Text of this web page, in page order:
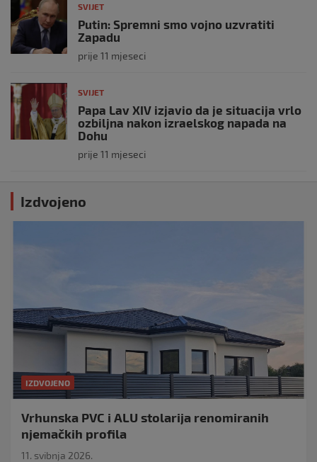
SVIJET
Putin: Spremni smo vojno uzvratiti
Zapadu
prije 11 mjeseci
SVIJET
Papa Lav XIV izjavio da je situacija vrlo
ozbiljna nakon izraelskog napada na
Dohu
prije 11 mjeseci
Izdvojeno
IZDVOJENO
Vrhunska PVC i ALU stolarija renomiranih
njemačkih profila
11. svibnja 2026.